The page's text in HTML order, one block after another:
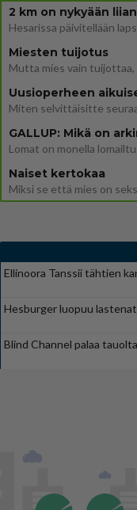
2 km on nykyään
Miesten tuijotus
GALLUP: Mikä on
Naiset kertokaa
Ellinoora Tanssii tähtien
Hesburger luopuu
Blind Channel palaa